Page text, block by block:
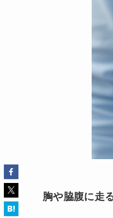
胸や脇腹に走